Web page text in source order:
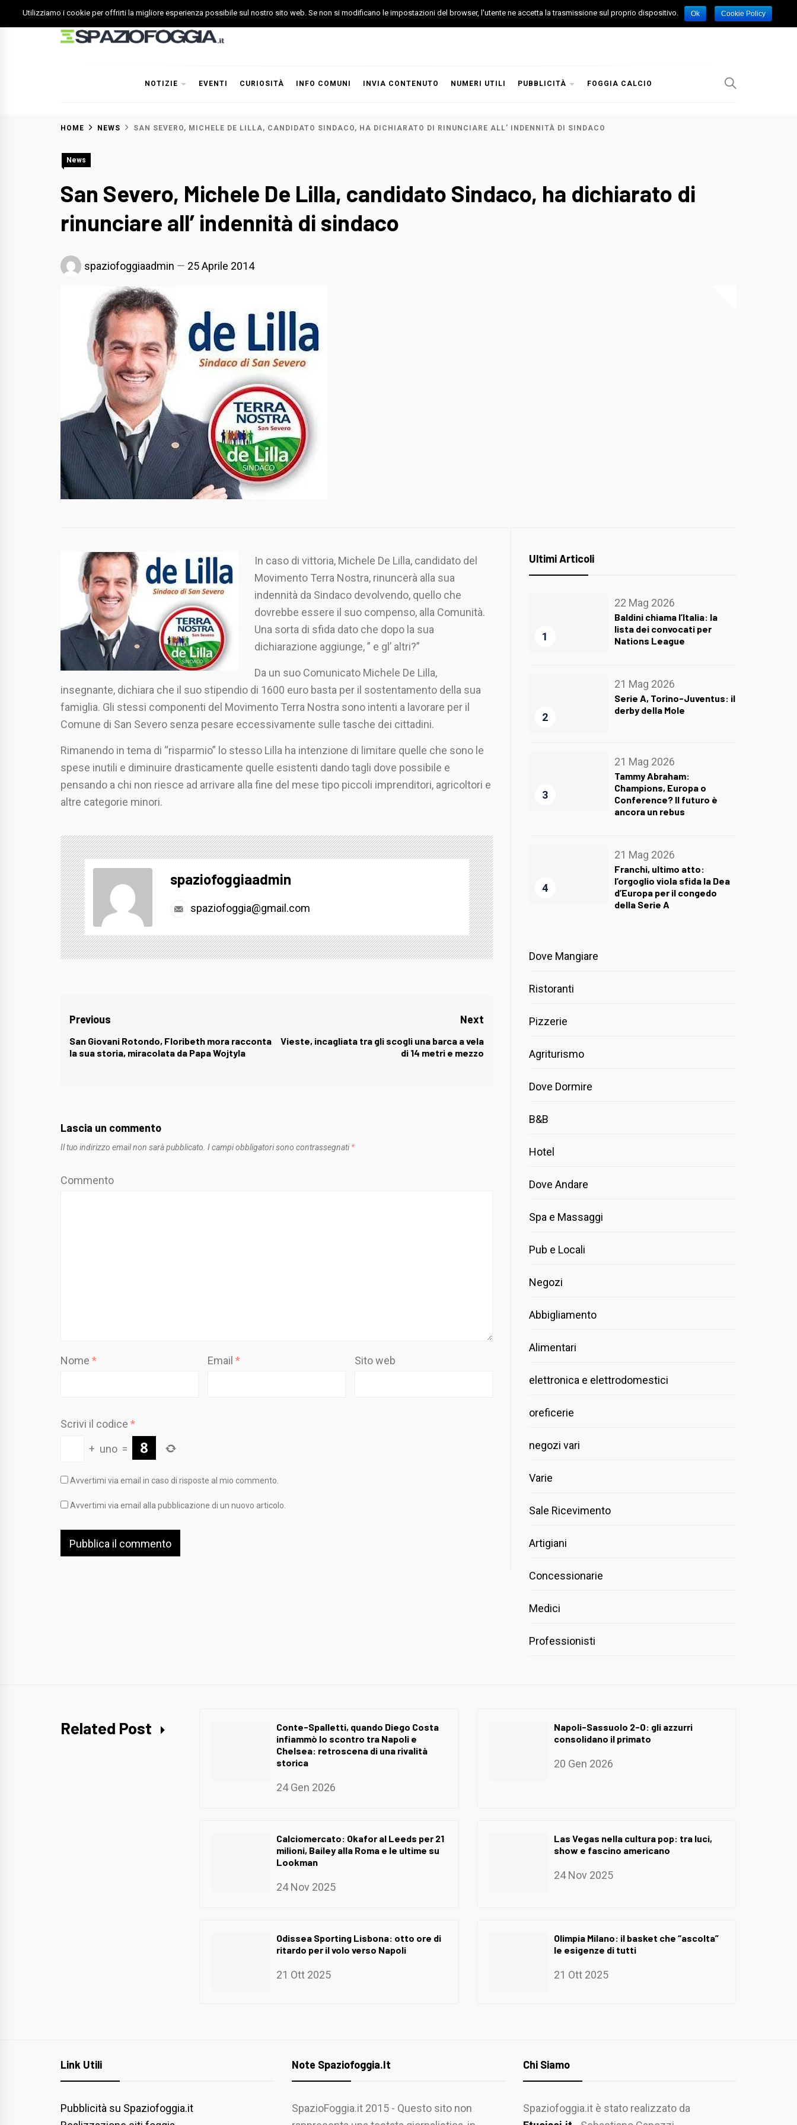
to
NOTIZIE EVENTI CURIOSITÀ INFO COMUNI INVIA CONTENUTO NUMERI UTILI PUBBLICITÀ FOGGIA CALCIO
HOME NEWS SAN SEVERO, MICHELE DE LILLA, CANDIDATO SINDACO, HA DICHIARATO DI RINUNCIARE ALL’ INDENNITÀ DI SINDACO
News
San Severo, Michele De Lilla, candidato Sindaco, ha dichiarato di
rinunciare all’ indennità di sindaco
spaziofoggiaadmin 25 Aprile 2014
In caso di vittoria, Michele De Lilla, candidato del
Movimento Terra Nostra, rinuncerà alla sua
indennità da Sindaco devolvendo, quello che
dovrebbe essere il suo compenso, alla Comunità.
Una sorta di sfida dato che dopo la sua
dichiarazione aggiunge, ” e gl’ altri?”
Da un suo Comunicato Michele De Lilla,
insegnante, dichiara che il suo stipendio di 1600 euro basta per il sostentamento della sua
famiglia. Gli stessi componenti del Movimento Terra Nostra sono intenti a lavorare per il
Comune di San Severo senza pesare eccessivamente sulle tasche dei cittadini.
Rimanendo in tema di “risparmio” lo stesso Lilla ha intenzione di limitare quelle che sono le
spese inutili e diminuire drasticamente quelle esistenti dando tagli dove possibile e
pensando a chi non riesce ad arrivare alla fine del mese tipo piccoli imprenditori, agricoltori e
altre categorie minori.
spaziofoggiaadmin
spaziofoggia@gmail.com
Navigazione
articoli
Previous
Previous
post:
San Giovani Rotondo, Floribeth mora racconta
la sua storia, miracolata da Papa Wojtyla
Next
Next
Vieste, incagliata tra gli scogli una barca a vela
di 14 metri e mezzo
Lascia un commento
Il tuo indirizzo email non sarà pubblicato. I campi obbligatori sono contrassegnati *
Commento
Nome * Email * Sito web
Scrivi il codice *
+ uno =
Avvertimi via email in caso di risposte al mio commento.
Avvertimi via email alla pubblicazione di un nuovo articolo.
Ultimi Articoli
1
22 Mag 2026
Baldini chiama l’Italia: la
lista dei convocati per
Nations League
2
21 Mag 2026
Serie A, Torino-Juventus: il
derby della Mole
3
21 Mag 2026
Tammy Abraham:
Champions, Europa o
Conference? Il futuro è
ancora un rebus
4
21 Mag 2026
Franchi, ultimo atto:
l’orgoglio viola sfida la Dea
d’Europa per il congedo
della Serie A
Dove Mangiare
Ristoranti
Pizzerie
Agriturismo
Dove Dormire
B&B
Hotel
Dove Andare
Spa e Massaggi
Pub e Locali
Negozi
Abbigliamento
Alimentari
elettronica e elettrodomestici
oreficerie
negozi vari
Varie
Sale Ricevimento
Artigiani
Concessionarie
Medici
Professionisti
Related Post
Conte-Spalletti, quando Diego Costa
infiammò lo scontro tra Napoli e
Chelsea: retroscena di una rivalità
storica
24 Gen 2026
Napoli-Sassuolo 2-0: gli azzurri
consolidano il primato
20 Gen 2026
Calciomercato: Okafor al Leeds per 21
milioni, Bailey alla Roma e le ultime su
Lookman
24 Nov 2025
Las Vegas nella cultura pop: tra luci,
show e fascino americano
24 Nov 2025
Odissea Sporting Lisbona: otto ore di
ritardo per il volo verso Napoli
21 Ott 2025
Olimpia Milano: il basket che “ascolta”
le esigenze di tutti
21 Ott 2025
Link Utili
Pubblicità su Spaziofoggia.it
Note Spaziofoggia.it
SpazioFoggia.it 2015 - Questo sito non
Chi Siamo
Spaziofoggia.it è stato realizzato da
Utilizziamo i cookie per offrirti la migliore esperienza possibile sul nostro sito web. Se non si modificano le impostazioni del browser, l'utente ne accetta la trasmissione sul proprio dispositivo. Ok Cookie Policy